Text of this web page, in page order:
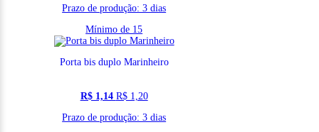
Prazo de produção: 3 dias
Mínimo de 15
Porta bis duplo Marinheiro
R$ 1,14 R$ 1,20
Prazo de produção: 3 dias